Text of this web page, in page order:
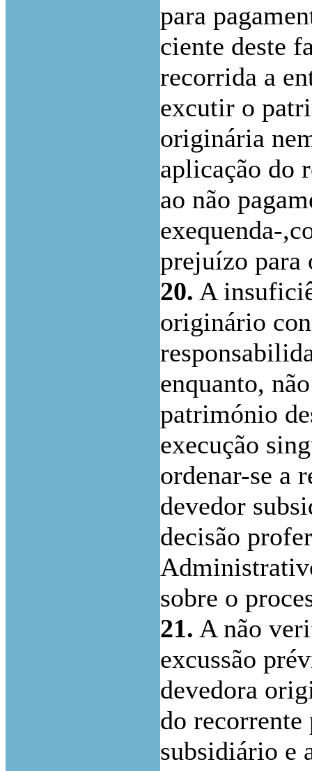
para
ciente deste
recorrida a
excutir o
originária
aplicação do
ao não
exequenda-
prejuízo para
20. A
originário
enquanto,
património
execução
ordenar-se a
devedor
decisão
sobre o
21. A não
excussão
devedora
do
subsidiário e